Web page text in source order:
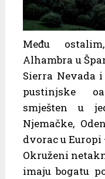
Među
Alhambra u
Sierra Nevada
pustinjske
smješten u
Njemačke,
dvorac u Europi
Okruženi
imaju bogatu